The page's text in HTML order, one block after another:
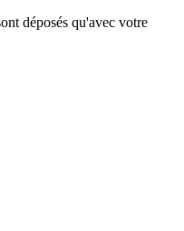
déposés qu'avec votre